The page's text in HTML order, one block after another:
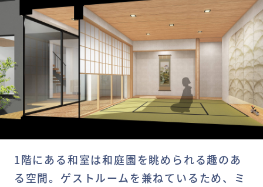
1階にある和室は和庭園を眺められる趣のあ
る空間。ゲストルームを兼ねているため、ミ